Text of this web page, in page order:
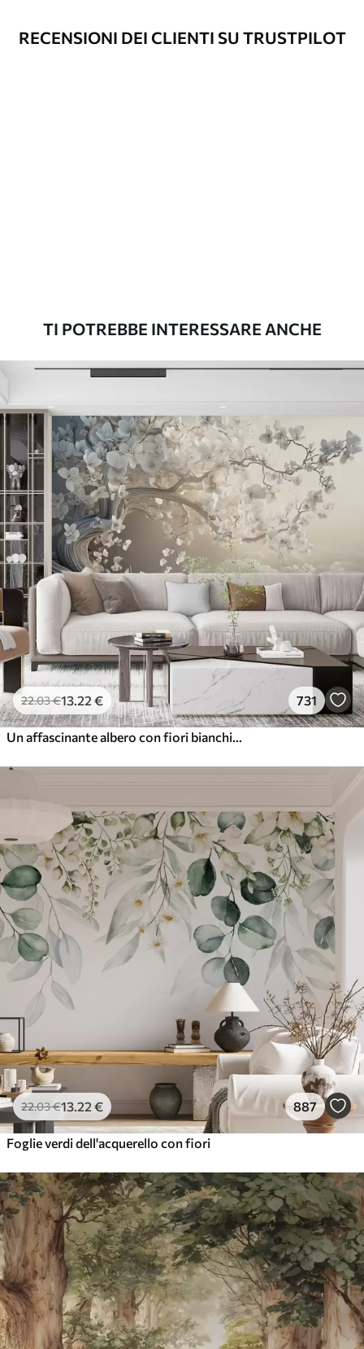
Le carte da parati con finitura a vernice
possono essere pulite con acqua.
Vinile Premium
65.0039.00€/m²
Peel and Stick
81 .6749.00€/m²
RECENSIONI DEI CLIENTI SU TRUSTPILOT
TI POTREBBE INTERESSARE ANCHE
22.03€13 .22 € 731
22.03€13 .22 € 887
Foglie verdi dell'acquerello con fiori